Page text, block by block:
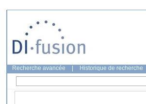
Recherche avancée Historique de recherche